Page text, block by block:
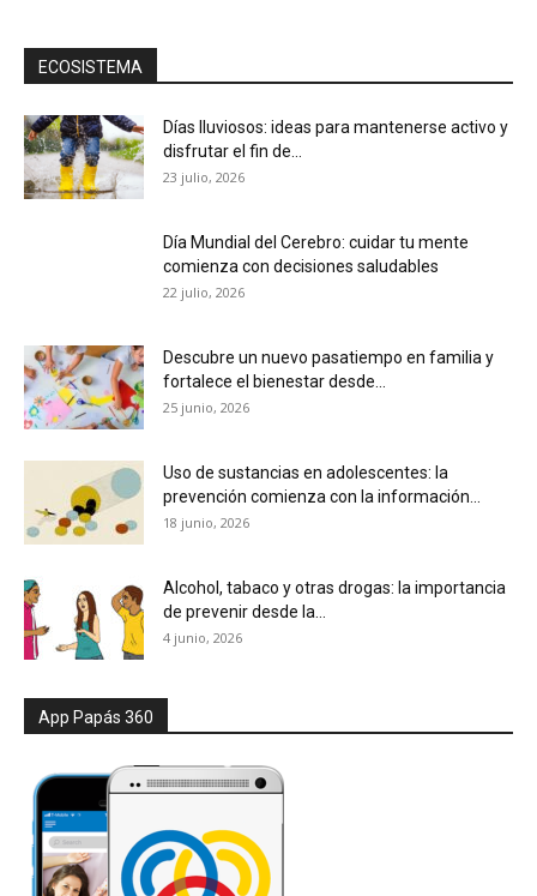
ECOSISTEMA
Días lluviosos: ideas para mantenerse activo y
disfrutar el fin de...
23 julio, 2026
Día Mundial del Cerebro: cuidar tu mente
comienza con decisiones saludables
22 julio, 2026
Descubre un nuevo pasatiempo en familia y
fortalece el bienestar desde...
25 junio, 2026
Uso de sustancias en adolescentes: la
prevención comienza con la información...
18 junio, 2026
Alcohol, tabaco y otras drogas: la importancia
de prevenir desde la...
4 junio, 2026
App Papás 360